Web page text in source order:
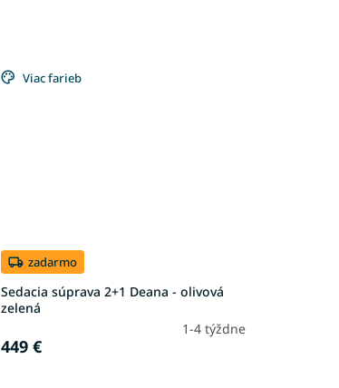
Viac farieb
zadarmo
Sedacia súprava 2+1 Deana - olivová
zelená
1-4 týždne
449 €